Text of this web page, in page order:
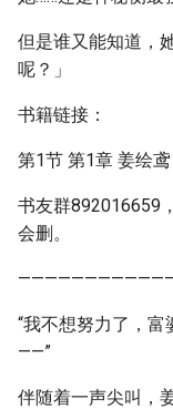
但是谁又能知道，
呢？」
书籍链接：
第1节 第1章 姜绘鸢
书友群892016659
会删。
“我不想努力了，
——”
伴随着一声尖叫，